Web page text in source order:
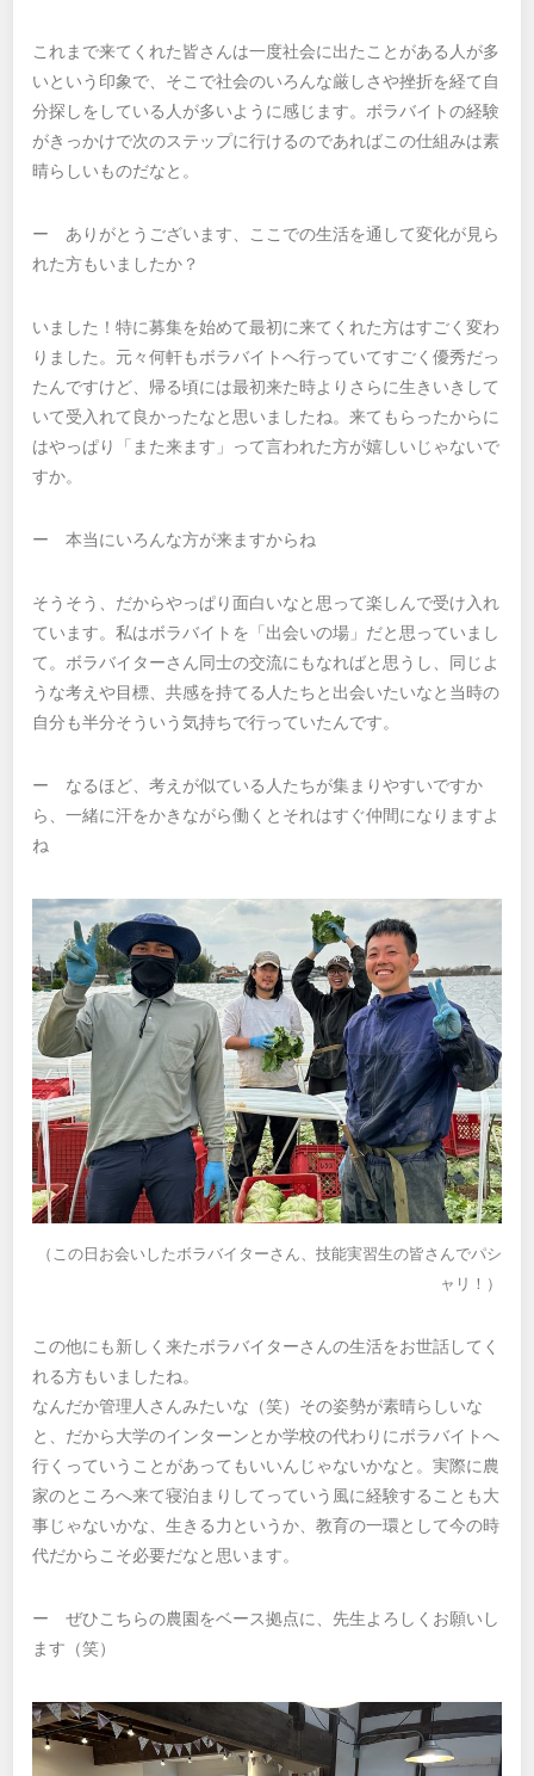
これまで来てくれた皆さんは一度社会に出たことがある人が多
いという印象で、そこで社会のいろんな厳しさや挫折を経て自
分探しをしている人が多いように感じます。ボラバイトの経験
がきっかけで次のステップに行けるのであればこの仕組みは素
晴らしいものだなと。
ー ありがとうございます、ここでの生活を通して変化が見ら
れた方もいましたか？
いました！特に募集を始めて最初に来てくれた方はすごく変わ
りました。元々何軒もボラバイトへ行っていてすごく優秀だっ
たんですけど、帰る頃には最初来た時よりさらに生きいきして
いて受入れて良かったなと思いましたね。来てもらったからに
はやっぱり「また来ます」って言われた方が嬉しいじゃないで
すか。
ー 本当にいろんな方が来ますからね
そうそう、だからやっぱり面白いなと思って楽しんで受け入れ
ています。私はボラバイトを「出会いの場」だと思っていまし
て。ボラバイターさん同士の交流にもなればと思うし、同じよ
うな考えや目標、共感を持てる人たちと出会いたいなと当時の
自分も半分そういう気持ちで行っていたんです。
ー なるほど、考えが似ている人たちが集まりやすいですか
ら、一緒に汗をかきながら働くとそれはすぐ仲間になりますよ
ね
（この日お会いしたボラバイターさん、技能実習生の皆さんでパシ
ャリ！）
この他にも新しく来たボラバイターさんの生活をお世話してく
れる方もいましたね。
なんだか管理人さんみたいな（笑）その姿勢が素晴らしいな
と、だから大学のインターンとか学校の代わりにボラバイトへ
行くっていうことがあってもいいんじゃないかなと。実際に農
家のところへ来て寝泊まりしてっていう風に経験することも大
事じゃないかな、生きる力というか、教育の一環として今の時
代だからこそ必要だなと思います。
ー ぜひこちらの農園をベース拠点に、先生よろしくお願いし
ます（笑）